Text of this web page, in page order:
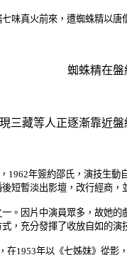
真火前來，遭蜘蛛精以唐
蜘蛛精在
三藏等人正逐漸靠近盤
1962年簽約邵氏，演技生
短暫淡出影壇，改行經商
因片中演員眾多，故她的
，充分發揮了收放自如的演
在1953年以《七姊妹》從影